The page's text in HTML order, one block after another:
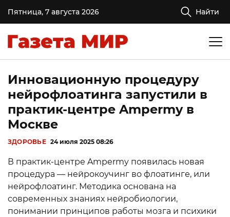
Пятница, 7 августа 2026 Найти
Инновационную процедуру
нейрофлоатинга запустили в
практик-центре Ampermy в
Москве
ЗДОРОВЬЕ 24 июля 2025 08:26
В практик-центре Ampermy появилась новая
процедура — нейрокоучинг во флоатинге, или
нейрофлоатинг. Методика основана на
современных знаниях нейробиологии,
понимании принципов работы мозга и психики